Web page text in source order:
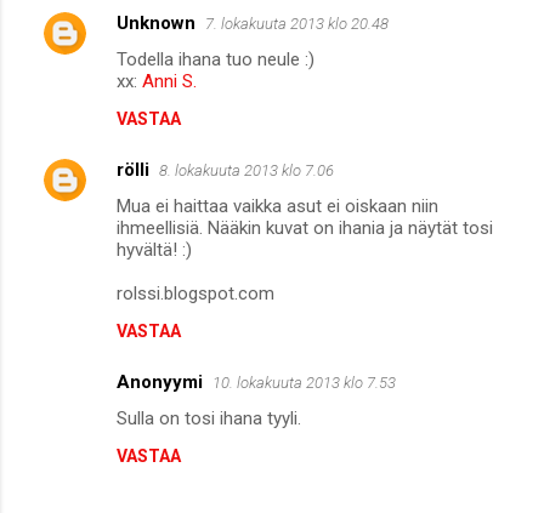
m
e
t
Unknown 7. lokakuuta 2013 klo 20.48
Todella ihana tuo neule :)
xx: Anni S.
VASTAA
rölli 8. lokakuuta 2013 klo 7.06
Mua ei haittaa vaikka asut ei oiskaan niin
ihmeellisiä. Nääkin kuvat on ihania ja näytät tosi
hyvältä! :)
rolssi.blogspot.com
VASTAA
Anonyymi 10. lokakuuta 2013 klo 7.53
Sulla on tosi ihana tyyli.
VASTAA